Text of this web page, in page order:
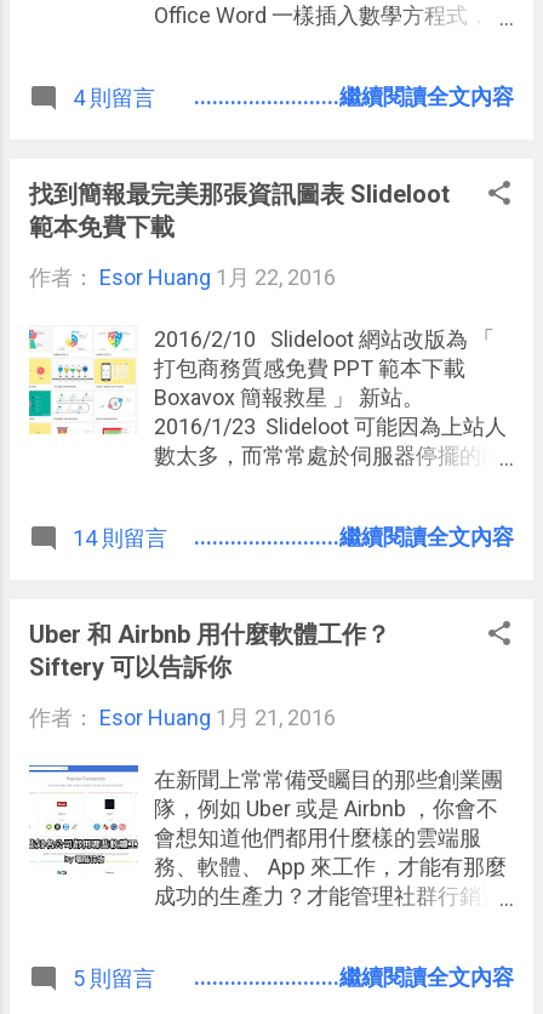
Office Word 一樣插入數學方程式，這
時都很方便。 而這也讓我聯想到另外
裡的 Google Docs 文件，可不可以打
出數學公式呢？ Google docs 其實也
們用 Google docs 直接輸入最方便，
能，則可再利用 gMath 這個擴充功能
來滿足。 大家都知道 電腦玩物 不是
唸理工，所以老實說這些數學方程式
不是我的好朋友，但這篇文章我指出
可行的方向與工具，需要與更懂公式
4 則留言 ........................繼續閱讀全文內容
找到簡報最完美那張資訊圖表 Slideloot
範本免費下載
作者： Esor Huang 1月 22, 2016
2016/2/10 Slideloot 網站改版為 「
打包商務質感免費 PPT 範本下載
Boxavox 簡報救星 」 新站。
2016/1/23 Slideloot 可能因為上站人
數太多，而常常處於伺服器停擺的狀
人 PPT 」，後續我會幫忙關注
「資訊圖表」的服務，包含了：
Easel.ly 讓任何人都能在簡報中用資
體：免費套用數千資訊圖表範本
訊圖表免費製圖 不過與其自己製作，
如果有別人針對各種需求設計好的資
訊圖表範本，可以直接下載插入我的
簡報投影片中，不是方便多了？ 今天
要介紹的「 Slideloot 」正是一個這樣
處在於裡面有大量吸睛的資訊圖表樣
14 則留言 ........................繼續閱讀全文內容
Uber 和 Airbnb 用什麼軟體工作？
Siftery 可以告訴你
作者： Esor Huang 1月 21, 2016
在新聞上常常備受矚目的那些創業團
隊，例如 Uber 或是 Airbnb ，你會不
會想知道他們都用什麼樣的雲端服
務、軟體、 App 來工作，才能有那麼
成功的生產力？才能管理社群行銷運
好參考！ 對於喜愛數位工作方法的我
5 則留言 ........................繼續閱讀全文內容